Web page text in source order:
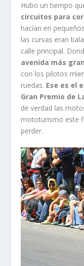
Hubo un tiempo
circuitos para
hacían en
las curvas eran
calle principal.
avenida más
con los pilotos
ruedas. Ese es el
Gran Premio de
de verdad las
mototurismo este
perder.